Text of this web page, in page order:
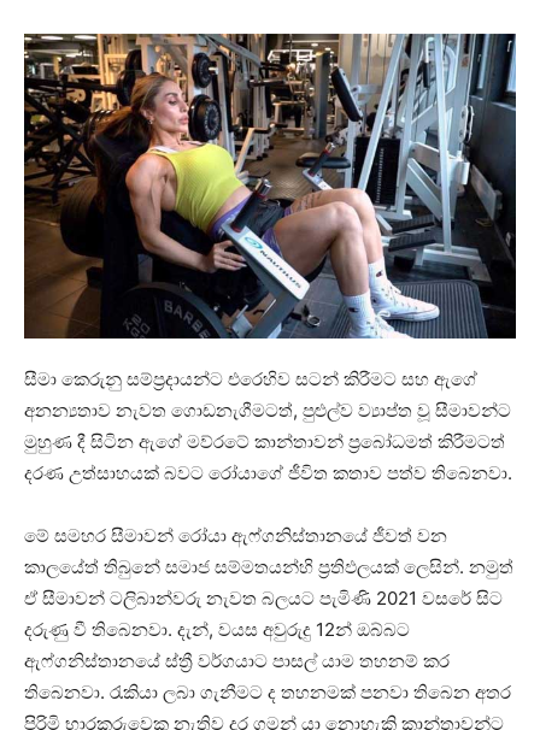
සීමා කෙරුනු සම්ප්‍රදායන්ට එරෙහිව සටන් කිරීමට සහ ඇගේ
අනන්‍යතාව නැවත ගොඩනැගීමටත්, පුළුල්ව ව්‍යාප්ත වූ සීමාවන්ට
මුහුණ දී සිටින ඇගේ මව්රටේ කාන්තාවන් ප්‍රබෝධමත් කිරීමටත්
දරණ උත්සාහයක් බවට රෝයාගේ ජීවිත කතාව පත්ව තිබෙනවා.
මේ සමහර සීමාවන් රෝයා ඇෆ්ගනිස්තානයේ ජීවත් වන
කාලයේත් තිබුනේ සමාජ සම්මතයන්හි ප්‍රතිඵලයක් ලෙසින්. නමුත්
ඒ සීමාවන් ටලිබාන්වරු නැවත බලයට පැමිණි 2021 වසරේ සිට
දරුණු වී තිබෙනවා. දැන්, වයස අවුරුදු 12න් ඔබ්බට
ඇෆ්ගනිස්තානයේ ස්ත්‍රී වර්ගයාට පාසල් යාම තහනම් කර
තිබෙනවා. රැකියා ලබා ගැනීමට ද තහනමක් පනවා තිබෙන අතර
පිරිමි භාරකරුවෙකු නැතිව දුර ගමන් යා නොහැකි කාන්තාවන්ට